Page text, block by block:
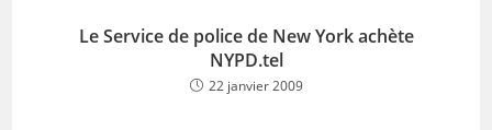
Le Service de police de New York achète
NYPD.tel
22 janvier 2009